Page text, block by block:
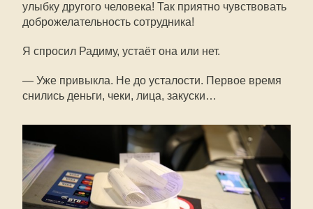
улыбку другого человека! Так приятно чувствовать
доброжелательность сотрудника!
Я спросил Радиму, устаёт она или нет.
— Уже привыкла. Не до усталости. Первое время
снились деньги, чеки, лица, закуски…